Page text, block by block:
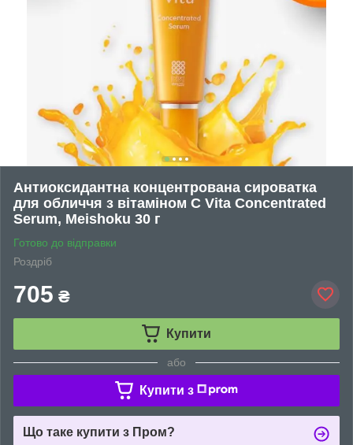
Антиоксидантна концентрована сироватка
для обличчя з вітаміном C Vita Concentrated
Serum, Meishoku 30 г
Готово до відправки
Роздріб
705 ₴
Купити
або
Купити з
Що таке купити з Пром?